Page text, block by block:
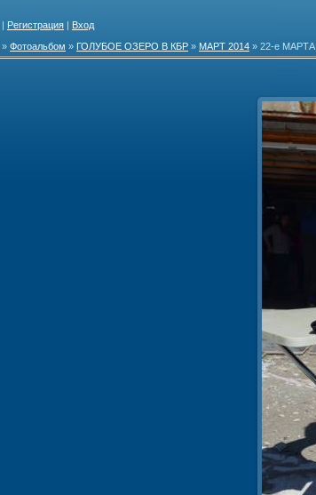
| Регистрация | Вход
» Фотоальбом » ГОЛУБОЕ ОЗЕРО В КБР » МАРТ 2014 » 22-е МАРТА